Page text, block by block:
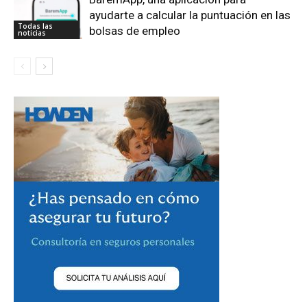
Todas las
noticias
ayudarte a calcular la puntuación en las
bolsas de empleo